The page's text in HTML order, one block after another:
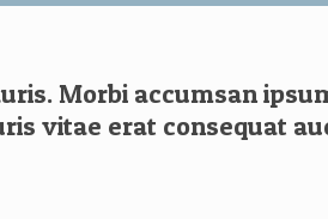
Morbi accumsan
vitae erat consequat